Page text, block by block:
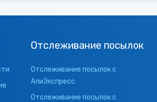
Отслеживание посылок
Отслеживание посылок с
АлиЭкспресс
Отслеживание посылок с